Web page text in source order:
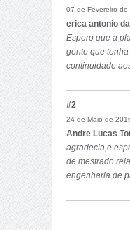
07 de Fevereiro
erica antonio
Espero que a
gente que
continuidade
#2
24 de Maio de
Andre Lucas
agradecia,e
de mestrado
engenharia de